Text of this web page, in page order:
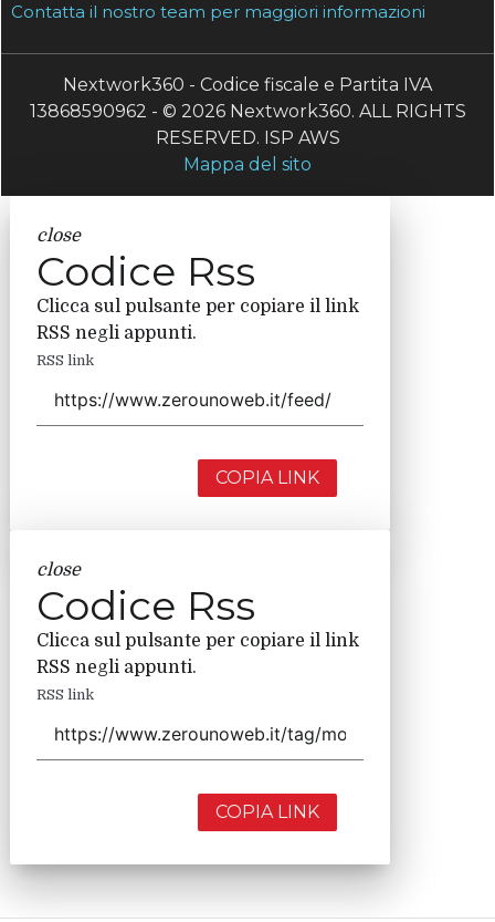
Contatta il nostro team per maggiori informazioni
Nextwork360 - Codice fiscale e Partita IVA
13868590962 - © 2026 Nextwork360. ALL RIGHTS
RESERVED. ISP AWS
Mappa del sito
close
Codice Rss
Clicca sul pulsante per copiare il link
RSS negli appunti.
RSS link
COPIA LINK
close
Codice Rss
Clicca sul pulsante per copiare il link
RSS negli appunti.
RSS link
COPIA LINK